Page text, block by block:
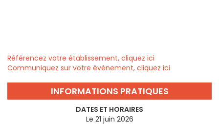
Référencez votre établissement, cliquez ici
Communiquez sur votre évènement, cliquez ici
INFORMATIONS PRATIQUES
DATES ET HORAIRES
Le 21 juin 2026